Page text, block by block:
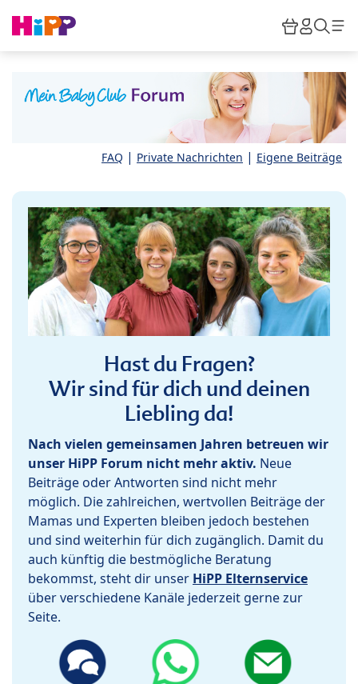
HiPP
FAQ | Private Nachrichten | Eigene Beiträge
Hast du Fragen?
Wir sind für dich und deinen
Liebling da!
Nach vielen gemeinsamen Jahren betreuen wir
unser HiPP Forum nicht mehr aktiv. Neue
Beiträge oder Antworten sind nicht mehr
möglich. Die zahlreichen, wertvollen Beiträge der
Mamas und Experten bleiben jedoch bestehen
und sind weiterhin für dich zugänglich. Damit du
auch künftig die bestmögliche Beratung
bekommst, steht dir unser HiPP Elternservice
über verschiedene Kanäle jederzeit gerne zur
Seite.